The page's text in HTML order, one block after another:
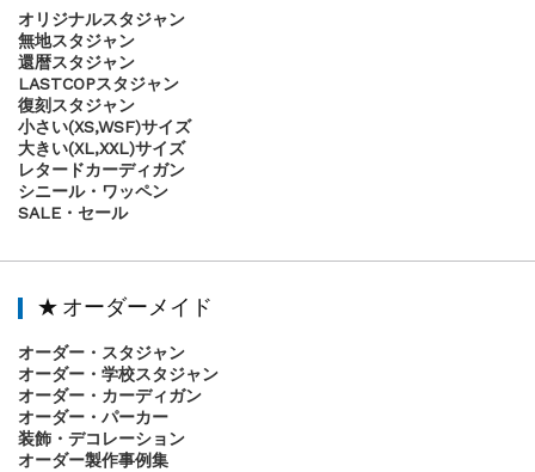
オリジナルスタジャン
無地スタジャン
還暦スタジャン
LASTCOPスタジャン
復刻スタジャン
小さい(XS,WSF)サイズ
大きい(XL,XXL)サイズ
レタードカーディガン
シニール・ワッペン
SALE・セール
★ オーダーメイド
オーダー・スタジャン
オーダー・学校スタジャン
オーダー・カーディガン
オーダー・パーカー
装飾・デコレーション
オーダー製作事例集